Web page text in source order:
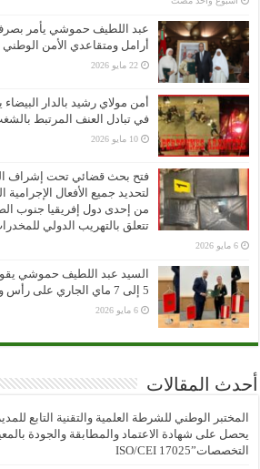
عبد اللطيف حموشي يأمر بصرف
أرامل ومتقاعدي الأمن
22 مايو 2026
في تبادل العنف المرتبط
10 مايو 2026
فتح بحث قضائي تحت إشراف
لتحديد جميع الأفعال
من إحدى دول إفريقيا جنوب
تتعلق بالتهريب الدولي
6 مايو 2026
السيد عبد اللطيف حموشي
5 إلى 7 ماي الجاري على رأس وفد أمني هام
6 مايو 2026
أحدث المقالات
المختبر الوطني للشرطة العلمية والتقنية التابع
يحصل على شهادة الاعتماد والمطابقة والجودة
التخصصات”ISO/CEI 17025